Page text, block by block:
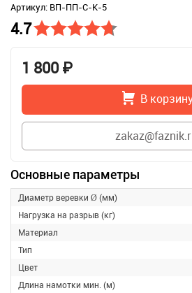
Артикул: ВП-ПП-С-К-5
4.7
1 800 ₽
В
Основные параметры
Диаметр веревки Ø (мм)
Нагрузка на разрыв (кг)
Материал
Тип
Цвет
Длина намотки мин. (м)